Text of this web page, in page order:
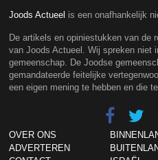
Joods Actueel is een onafhankelijk
De artikels en opiniestukken van de
van Joods Actueel. Wij spreken niet
gemeenschap. De Joodse
gemandateerde feitelijke
een eigen mening te hebben en die
OVER ONS
ADVERTEREN